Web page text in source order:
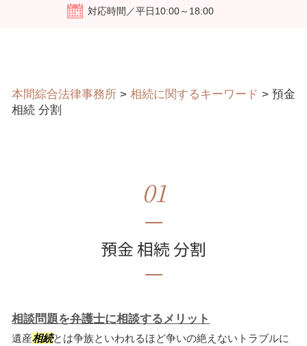
対応時間／平日10:00～18:00
本間綜合法律事務所 > 相続に関するキーワード > 預金
相続 分割
01
預金 相続 分割
相談問題を弁護士に相談するメリット
遺産相続とは争族といわれるほど争いの絶えないトラブルに